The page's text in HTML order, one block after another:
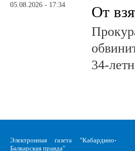
05.08.2026 - 17:34 От
34-
Электронная газета "Кабардино-
Балкарская правда"